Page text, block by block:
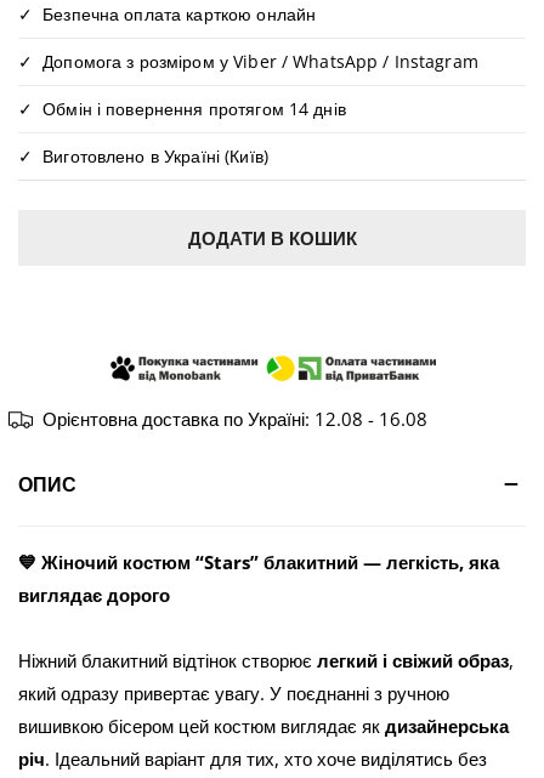
Безпечна оплата карткою онлайн
Допомога з розміром у Viber / WhatsApp / Instagram
Обмін і повернення протягом 14 днів
Виготовлено в Україні (Київ)
ДОДАТИ В КОШИК
Орієнтовна доставка по Україні: 12.08 - 16.08
ОПИС
💙 Жіночий костюм “Stars” блакитний — легкість, яка
виглядає дорого
Ніжний блакитний відтінок створює легкий і свіжий образ,
який одразу привертає увагу. У поєднанні з ручною
вишивкою бісером цей костюм виглядає як дизайнерська
річ. Ідеальний варіант для тих, хто хоче виділятись без